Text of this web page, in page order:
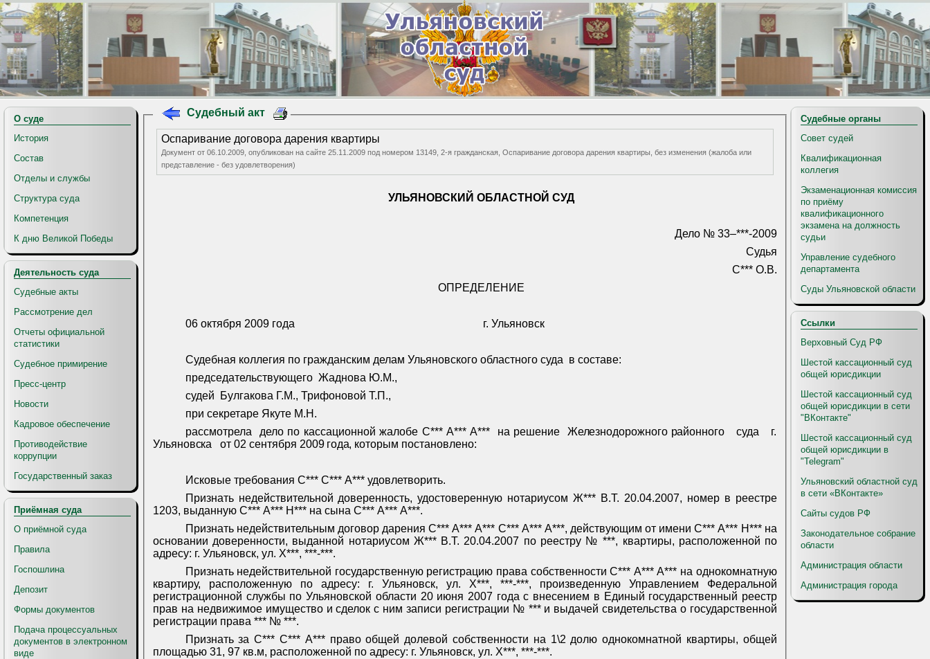
О суде
История
Состав
Отделы и службы
Структура суда
Компетенция
К дню Великой Победы
Деятельность суда
Судебные акты
Рассмотрение дел
Отчеты официальной
статистики
Судебное примирение
Пресс-центр
Новости
Кадровое обеспечение
Противодействие
коррупции
Государственный заказ
Приёмная суда
О приёмной суда
Правила
Госпошлина
Депозит
Формы документов
Подача процессуальных
документов в электронном
виде
Судебный акт
Оспаривание договора дарения квартиры
Документ от 06.10.2009, опубликован на сайте 25.11.2009 под номером 13149, 2-я гражданская, Оспаривание договора дарения квартиры, без изменения (жалоба или
представление - без удовлетворения)
УЛЬЯНОВСКИЙ ОБЛАСТНОЙ СУД
Дело № 33–***-2009
Судья
С*** О.В.
ОПРЕДЕЛЕНИЕ
06 октября 2009 года г. Ульяновск
Судебная коллегия по гражданским делам Ульяновского областного суда в составе:
председательствующего Жаднова Ю.М.,
судей
Булгакова Г.М., Трифоновой Т.П.,
при секретаре Якуте М.Н.
рассмотрела
дело по кассационной жалобе С*** А*** А*** на решение Железнодорожного районного суда
г.
Ульяновска
от 02 сентября 2009 года, которым постановлено:
Исковые требования С*** С*** А*** удовлетворить.
Признать недействительной доверенность, удостоверенную нотариусом Ж*** В.Т. 20.04.2007, номер в реестре
1203, выданную С*** А*** Н*** на сына С*** А*** А***.
Признать недействительным договор дарения С*** А*** А*** С*** А*** А***, действующим от имени С*** А*** Н*** на
основании доверенности, выданной нотариусом Ж*** В.Т. 20.04.2007 по реестру № ***, квартиры, расположенной по
адресу: г. Ульяновск, ул. Х***, ***-***.
Признать недействительной государственную регистрацию права собственности С*** А*** А*** на однокомнатную
квартиру, расположенную по адресу: г. Ульяновск, ул. Х***, ***-***, произведенную Управлением Федеральной
регистрационной службы по Ульяновской области 20 июня 2007 года с внесением в Единый государственный реестр
прав на недвижимое имущество и сделок с ним записи регистрации № *** и выдачей свидетельства о государственной
регистрации права *** № ***.
Признать за С*** С*** А*** право общей долевой собственности на 1\2 долю однокомнатной квартиры, общей
площадью 31, 97 кв.м, расположенной по адресу: г. Ульяновск, ул. Х***, ***-***.
Судебные органы
Совет судей
Квалификационная
коллегия
Экзаменационная комиссия
по приёму
квалификационного
экзамена на должность
судьи
Управление судебного
департамента
Суды Ульяновской области
Ссылки
Верховный Суд РФ
Шестой кассационный суд
общей юрисдикции
Шестой кассационный суд
общей юрисдикции в сети
"ВКонтакте"
Шестой кассационный суд
общей юрисдикции в
"Telegram"
Ульяновский областной суд
в сети «ВКонтакте»
Сайты судов РФ
Законодательное собрание
области
Администрация области
Администрация города